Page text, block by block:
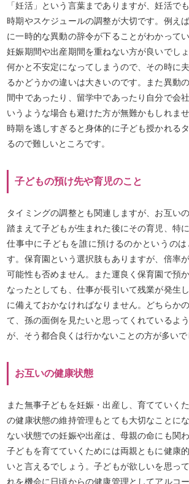
「妊活」という言葉までありますが、妊活で
時期やスケジュールの調整が大切です。例え
に一時的な異動の辞令が下ることがわかって
妊娠期間や出産期間を重ねない方が良いでし
何かと不安定になってしまうので、その時に
るかどうかの違いは大きいのです。また異動
間中であったり、留学中であったり自分で会
いうような場合も避けた方が無難かもしれま
時期を逃しすぎると身体的に子ども授かれる
るので難しいところです。
子どもの預け先や育児のこと
タイミングの調整とも関連しますが、お互い
踏まえて子どもが生まれた後にその育児、特
仕事中に子どもを誰に預けるのかというの
す。保育園という選択肢もありますが、倍率
可能性も否めません。また運良く保育園で預
なったとしても、仕事が長引いて残業が発生
に備えておかなければなりません。どちらか
て、孫の面倒を見たいと思ってくれているよ
が、そう都合良くは行かないことの方が多いで
お互いの健康状態
また無事子どもを妊娠・出産し、育てていく
の健康状態の維持管理もとても大切なことに
ない状態での妊娠や出産は、母親の命にも関
子どもを育てていくためには両親ともに健康
いと言えるでしょう。子どもが欲しいを思っ
れを機会に日頃からの健康管理としてアルコ